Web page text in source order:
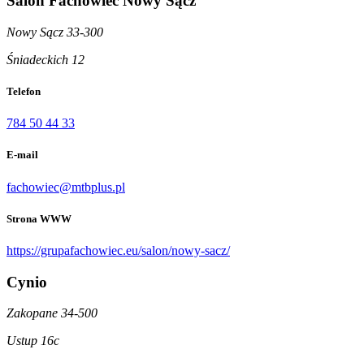
Nowy Sącz 33-300
Śniadeckich 12
Telefon
784 50 44 33
E-mail
fachowiec@mtbplus.pl
Strona WWW
https://grupafachowiec.eu/salon/nowy-sacz/
Cynio
Zakopane 34-500
Ustup 16c